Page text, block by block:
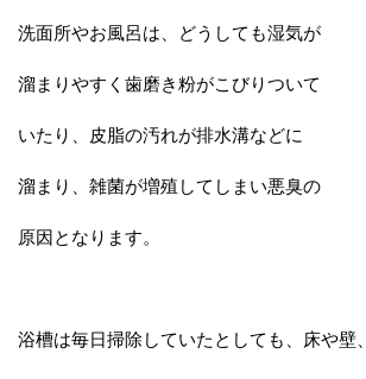
洗面所やお風呂は、どうしても湿気が
溜まりやすく歯磨き粉がこびりついて
いたり、皮脂の汚れが排水溝などに
溜まり、雑菌が増殖してしまい悪臭の
原因となります。
浴槽は毎日掃除していたとしても、床や壁、